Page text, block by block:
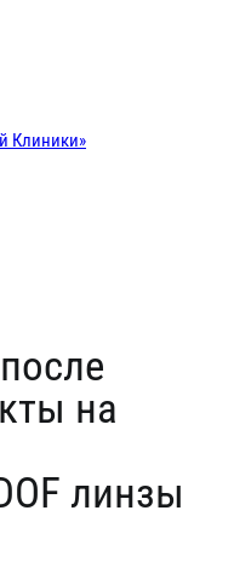
Клиники»
на
линзы